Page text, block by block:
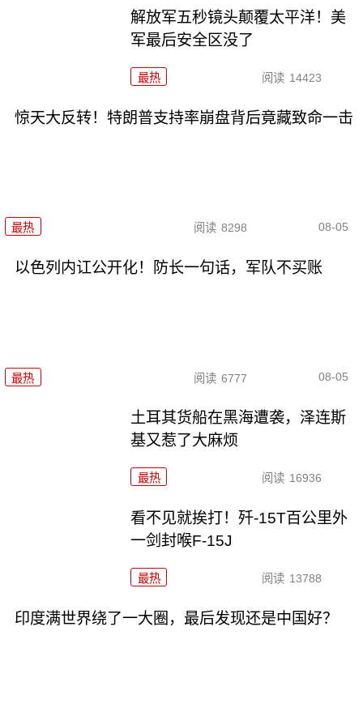
解放军五秒镜头颠覆太平洋！美
军最后安全区没了
最热 阅读 14423
惊天大反转！特朗普支持率崩盘背后竟藏致命一击
最热 阅读 8298 08-05
以色列内讧公开化！防长一句话，军队不买账
最热 阅读 6777 08-05
土耳其货船在黑海遭袭，泽连斯
基又惹了大麻烦
最热 阅读 16936
看不见就挨打！歼-15T百公里外
一剑封喉F-15J
最热 阅读 13788
印度满世界绕了一大圈，最后发现还是中国好？